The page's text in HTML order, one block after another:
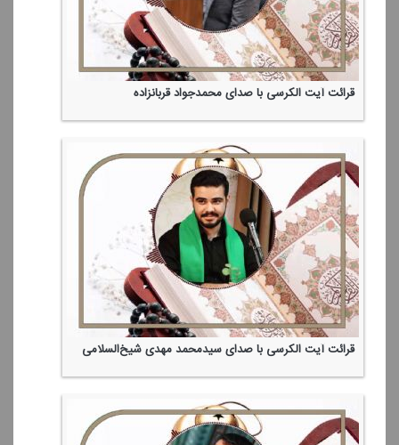
قرائت آیت الكرسی با صدای محمدجواد قربانزاده
قرائت آیت الكرسی با صدای سیدمحمد مهدی‌ شیخ‌السلامی